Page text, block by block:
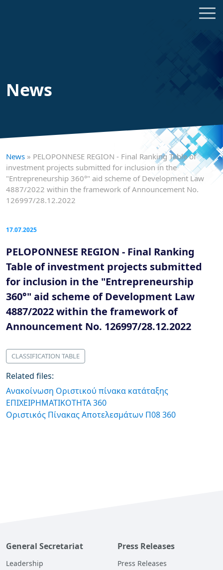
News
News » PELOPONNESE REGION - Final Ranking Table of
investment projects submitted for inclusion in the
"Entrepreneurship 360°" aid scheme of Development Law
4887/2022 within the framework of Announcement No.
126997/28.12.2022
17.07.2025
PELOPONNESE REGION - Final Ranking
Table of investment projects submitted
for inclusion in the "Entrepreneurship
360°" aid scheme of Development Law
4887/2022 within the framework of
Announcement No. 126997/28.12.2022
CLASSIFICATION TABLE
Related files:
Ανακοίνωση Οριστικού πίνακα κατάταξης
ΕΠΙΧΕΙΡΗΜΑΤΙΚΟΤΗΤΑ 360
Οριστικός Πίνακας Αποτελεσμάτων Π08 360
General Secretariat
Leadership
Press Releases
Press Releases